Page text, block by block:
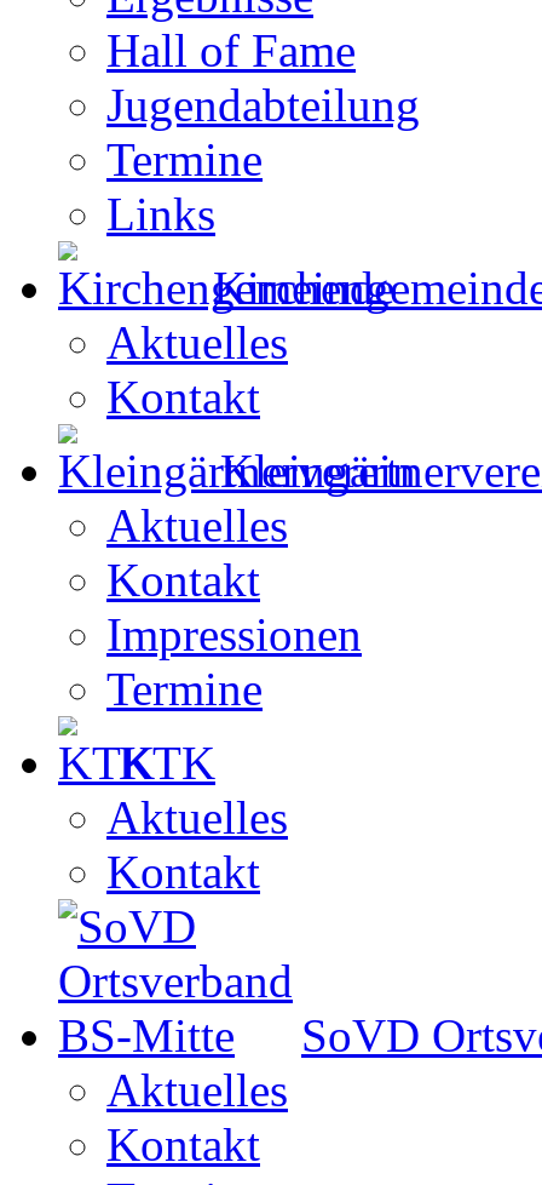
Hall of Fame
Jugendabteilung
Termine
Links
Aktuelles
Kontakt
Aktuelles
Kontakt
Impressionen
Termine
KTK
Aktuelles
Kontakt
SoVD
Aktuelles
Kontakt